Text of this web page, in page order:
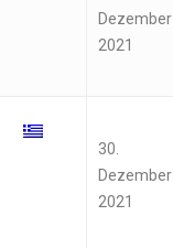
Dezember
2021
30.
Dezember
2021